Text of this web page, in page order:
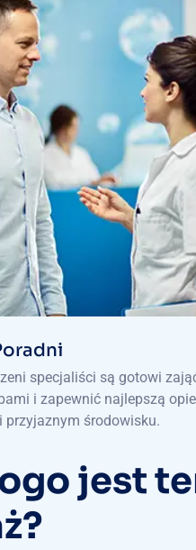
specjaliści są gotowi
i zapewnić najlepszą
przyjaznym środowisku.
jest